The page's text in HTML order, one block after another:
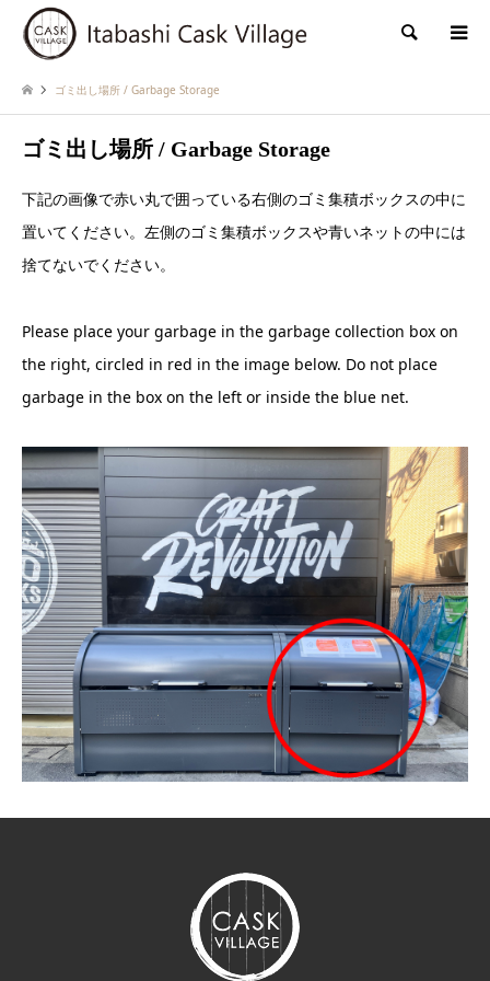
検索
ゴミ出し場所 / Garbage Storage
ゴミ出し場所 / Garbage Storage
下記の画像で赤い丸で囲っている右側のゴミ集積ボックスの中に
置いてください。左側のゴミ集積ボックスや青いネットの中には
捨てないでください。
Please place your garbage in the garbage collection box on
the right, circled in red in the image below. Do not place
garbage in the box on the left or inside the blue net.